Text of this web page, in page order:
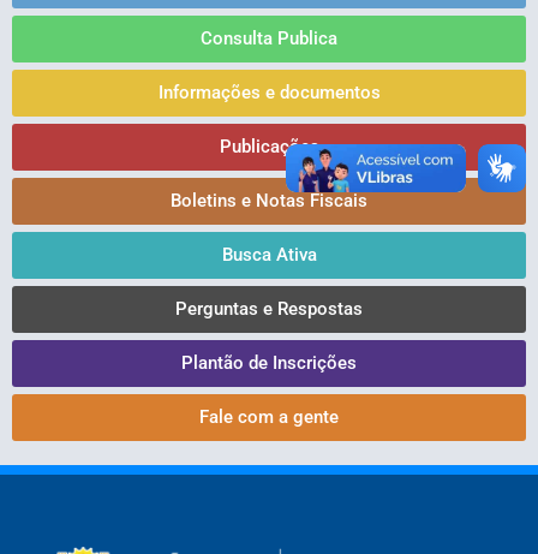
Consulta Publica
Informações e documentos
Publicações
Boletins e Notas Fiscais
Busca Ativa
Perguntas e Respostas
Plantão de Inscrições
Fale com a gente